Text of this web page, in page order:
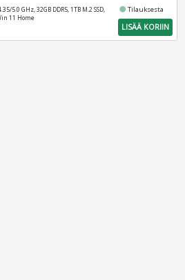
5.0 GHz, 32GB DDR5, 1TB M.2 SSD,
11 Home
fiber_manual_recordTilauksesta
LISÄÄ KORIIN